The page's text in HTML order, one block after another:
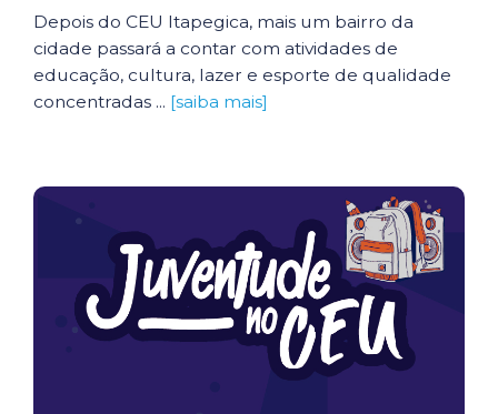
Depois do CEU Itapegica, mais um bairro da
cidade passará a contar com atividades de
educação, cultura, lazer e esporte de qualidade
concentradas ... [saiba mais]